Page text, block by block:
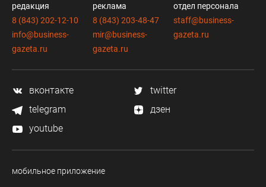
редакция
8 (843) 202-12-10
info@business-
gazeta.ru
реклама
8 (843) 203-48-47
mir@business-
gazeta.ru
отдел персонала
staff@business-
gazeta.ru
вконтакте
twitter
telegram
дзен
youtube
мобильное приложение